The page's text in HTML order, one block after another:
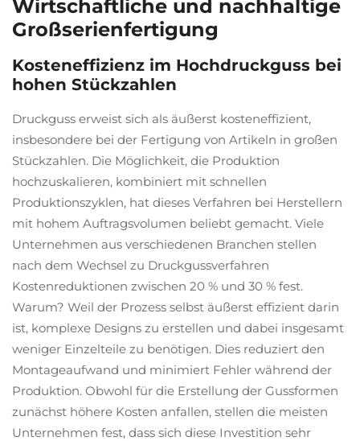
Wirtschaftliche und nachhaltige
Großserienfertigung
Kosteneffizienz im Hochdruckguss bei
hohen Stückzahlen
Druckguss erweist sich als äußerst kosteneffizient,
insbesondere bei der Fertigung von Artikeln in großen
Stückzahlen. Die Möglichkeit, die Produktion
hochzuskalieren, kombiniert mit schnellen
Produktionszyklen, hat dieses Verfahren bei Herstellern
mit hohem Auftragsvolumen beliebt gemacht. Viele
Unternehmen aus verschiedenen Branchen stellen
nach dem Wechsel zu Druckgussverfahren
Kostenreduktionen zwischen 20 % und 30 % fest.
Warum? Weil der Prozess selbst äußerst effizient darin
ist, komplexe Designs zu erstellen und dabei insgesamt
weniger Einzelteile zu benötigen. Dies reduziert den
Montageaufwand und minimiert Fehler während der
Produktion. Obwohl für die Erstellung der Gussformen
zunächst höhere Kosten anfallen, stellen die meisten
Unternehmen fest, dass sich diese Investition sehr